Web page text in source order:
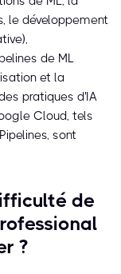
le développement
de ML
et la
pratiques d'IA
Cloud, tels
sont
de
?